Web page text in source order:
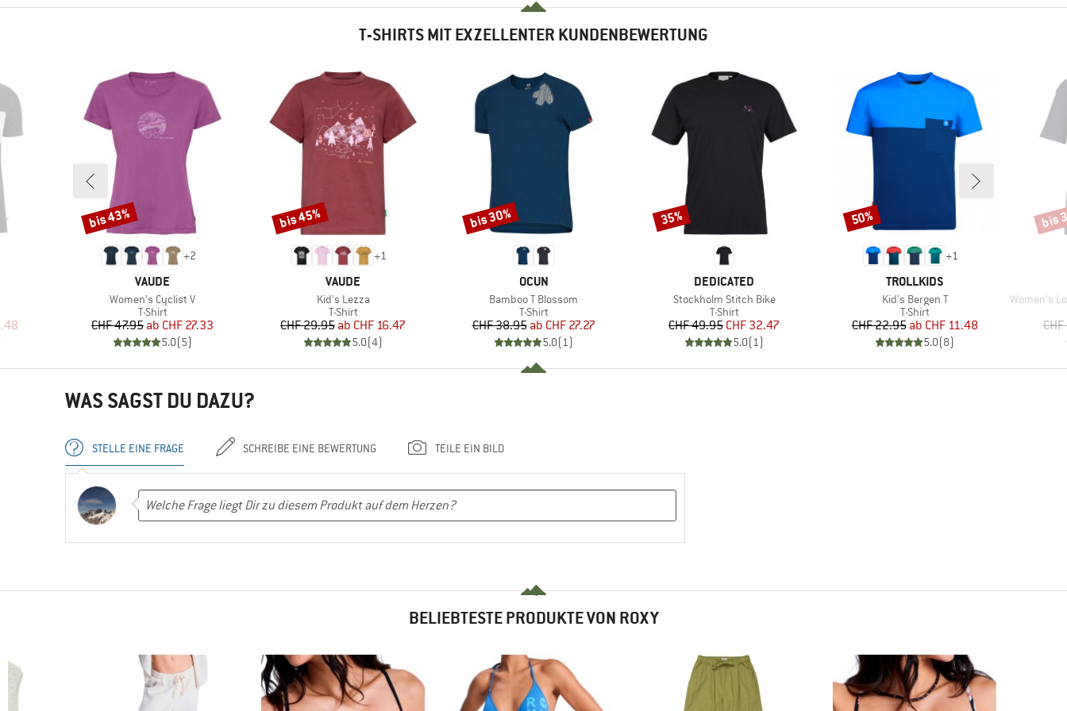
T-SHIRTS MIT EXZELLENTER KUNDENBEWERTUNG
Preis
+2
MARKE
VAUDE
Artikel
Women's Cyclist V
Produktgruppe
T-Shirt
Preis
CHF 47.95 reduzierter Preis
ab CHF 27.33
5.0(5)
Rabatt
bis 43%
+1
MARKE
VAUDE
Artikel
Kid's Lezza
Produktgruppe
T-Shirt
Preis
CHF 29.95 reduzierter Preis
ab CHF 16.47
5.0(4)
Rabatt
bis 45%
MARKE
OCUN
Artikel
Bamboo T Blossom
Produktgruppe
T-Shirt
Preis
CHF 38.95 reduzierter Preis
ab CHF 27.27
5.0(1)
Rabatt
bis 30%
MARKE
DEDICATED
Artikel
Stockholm Stitch Bike
Produktgruppe
T-Shirt
Preis
CHF 49.95reduzierter Preis
CHF 32.47
5.0(1)
Rabatt
35%
+1
MARKE
TROLLKIDS
Artikel
Kid's Bergen T
Produktgruppe
T-Shirt
Preis
CHF 22.95 reduzierter Preis
ab CHF 11.48
5.0(8)
Rabatt
50%
Artikel
Women's Loose
bis
WAS SAGST DU DAZU?
STELLE EINE FRAGE SCHREIBE EINE BEWERTUNG TEILE EIN BILD
BELIEBTESTE PRODUKTE VON ROXY